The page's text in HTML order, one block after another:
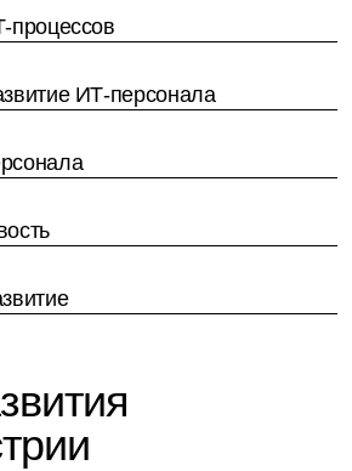
процессов
ИТ-персонала